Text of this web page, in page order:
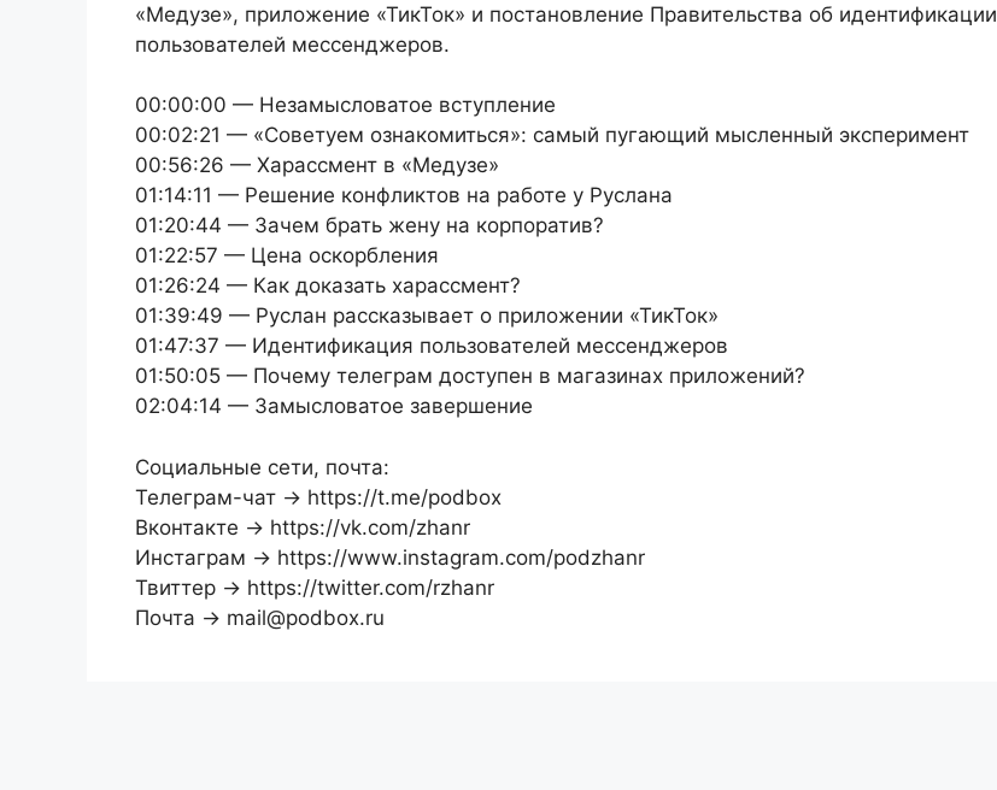
«Медузе», приложение «ТикТок» и постановление Правительства об идентификации
пользователей мессенджеров.
00:00:00 — Незамысловатое вступление
00:02:21 — «Советуем ознакомиться»: самый пугающий мысленный эксперимент
00:56:26 — Харассмент в «Медузе»
01:14:11 — Решение конфликтов на работе у Руслана
01:20:44 — Зачем брать жену на корпоратив?
01:22:57 — Цена оскорбления
01:26:24 — Как доказать харассмент?
01:39:49 — Руслан рассказывает о приложении «ТикТок»
01:47:37 — Идентификация пользователей мессенджеров
01:50:05 — Почему телеграм доступен в магазинах приложений?
02:04:14 — Замысловатое завершение
Социальные сети, почта:
Телеграм-чат → https://t.me/podbox
Вконтакте → https://vk.com/zhanr
Инстаграм → https://www.instagram.com/podzhanr
Твиттер → https://twitter.com/rzhanr
Почта → mail@podbox.ru